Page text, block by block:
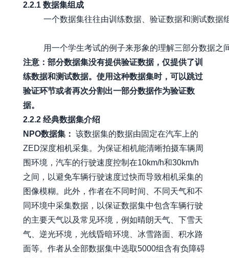
2.2.1 数据集组成
一个数据集往往由训练数据、验证数据和测试数据
注意：部分数据集没有提供验证数据，仅提供了训
练数据和测试数据。使用这种数据集时，可以跳过
验证环节或者再次分割出一部分数据作为验证数
据。
2.2.2 经典数据集介绍
NPO数据集： 该数据集的数据由固定在汽车上的
ZED深度相机采集。为保证相机能清晰拍摄车辆周
围环境，汽车的行驶速度控制在10km/h和30km/h
之间，以避免车辆行驶速度过快而导致相机采集的
图像模糊。此外，作者在不同时间、不同天气和不
同环境中采集数据，以保证数据集中包含车辆行驶
的主要天气以及常见环境，例如晴朗天气、下雪天
气、逆光环境，光线昏暗环境、冰雪路面、积水路
面等。作者从全部数据集中选取5000组含有负障碍